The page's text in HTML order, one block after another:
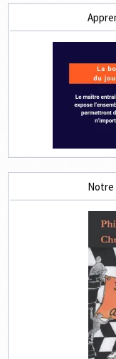
Notre